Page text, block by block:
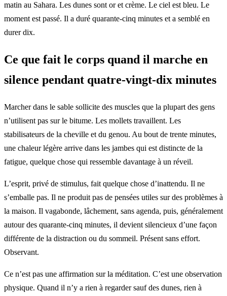
matin au Sahara. Les dunes sont or et crème. Le ciel est bleu. Le
moment est passé. Il a duré quarante-cinq minutes et a semblé en
durer dix.
Ce que fait le corps quand il marche en
silence pendant quatre-vingt-dix minutes
Marcher dans le sable sollicite des muscles que la plupart des gens
n’utilisent pas sur le bitume. Les mollets travaillent. Les
stabilisateurs de la cheville et du genou. Au bout de trente minutes,
une chaleur légère arrive dans les jambes qui est distincte de la
fatigue, quelque chose qui ressemble davantage à un réveil.
L’esprit, privé de stimulus, fait quelque chose d’inattendu. Il ne
s’emballe pas. Il ne produit pas de pensées utiles sur des problèmes à
la maison. Il vagabonde, lâchement, sans agenda, puis, généralement
autour des quarante-cinq minutes, il devient silencieux d’une façon
différente de la distraction ou du sommeil. Présent sans effort.
Observant.
Ce n’est pas une affirmation sur la méditation. C’est une observation
physique. Quand il n’y a rien à regarder sauf des dunes, rien à